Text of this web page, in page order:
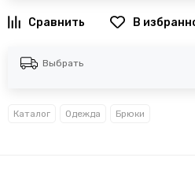
В
Выбрать
Каталог Одежда Брюки